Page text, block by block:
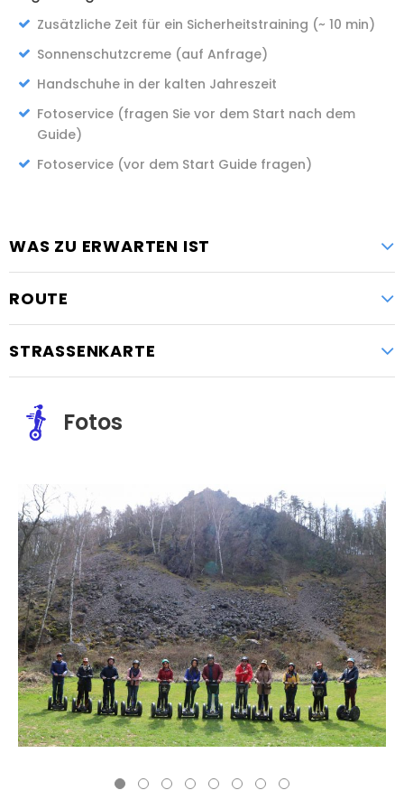
Zusätzliche Zeit für ein Sicherheitstraining (~ 10 min)
Sonnenschutzcreme (auf Anfrage)
Handschuhe in der kalten Jahreszeit
Fotoservice (fragen Sie vor dem Start nach dem
Guide)
Fotoservice (vor dem Start Guide fragen)
WAS ZU ERWARTEN IST
ROUTE
STRASSENKARTE
Fotos